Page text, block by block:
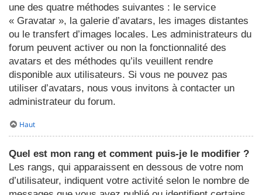
une des quatre méthodes suivantes : le service
« Gravatar », la galerie d’avatars, les images distantes
ou le transfert d’images locales. Les administrateurs du
forum peuvent activer ou non la fonctionnalité des
avatars et des méthodes qu’ils veuillent rendre
disponible aux utilisateurs. Si vous ne pouvez pas
utiliser d’avatars, nous vous invitons à contacter un
administrateur du forum.
Haut
Quel est mon rang et comment puis-je le modifier ?
Les rangs, qui apparaissent en dessous de votre nom
d’utilisateur, indiquent votre activité selon le nombre de